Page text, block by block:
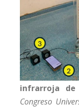
infrarroja
Congreso